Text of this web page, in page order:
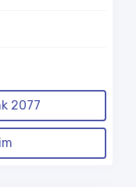
2077